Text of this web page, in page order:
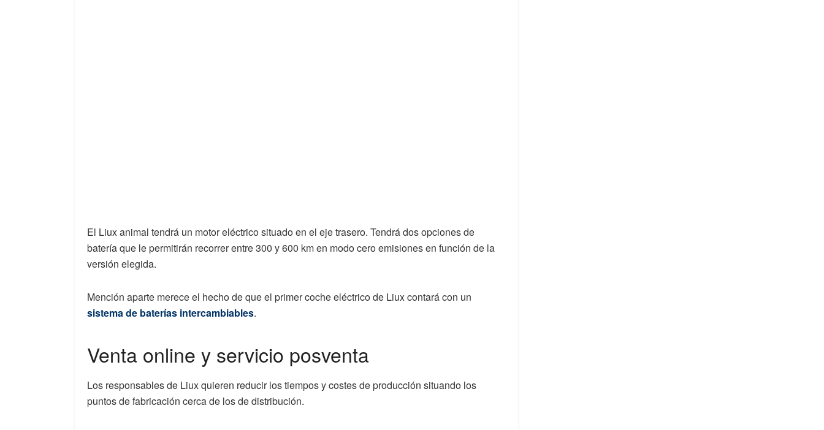
El Liux animal tendrá un motor eléctrico situado en el eje trasero. Tendrá dos opciones de
batería que le permitirán recorrer entre 300 y 600 km en modo cero emisiones en función de la
versión elegida.
Mención aparte merece el hecho de que el primer coche eléctrico de Liux contará con un
sistema de baterías intercambiables.
Venta online y servicio posventa
Los responsables de Liux quieren reducir los tiempos y costes de producción situando los
puntos de fabricación cerca de los de distribución.